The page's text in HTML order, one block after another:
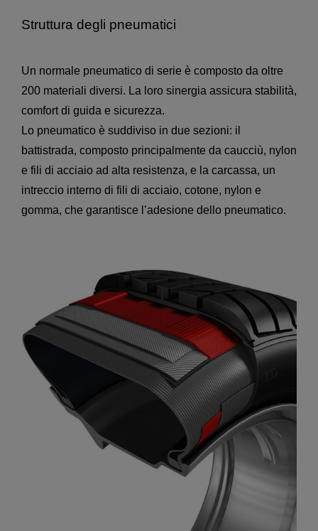
Struttura degli pneumatici
Un normale pneumatico di serie è composto da oltre
200 materiali diversi. La loro sinergia assicura stabilità,
comfort di guida e sicurezza.
Lo pneumatico è suddiviso in due sezioni: il
battistrada, composto principalmente da caucciù, nylon
e fili di acciaio ad alta resistenza, e la carcassa, un
intreccio interno di fili di acciaio, cotone, nylon e
gomma, che garantisce l’adesione dello pneumatico.